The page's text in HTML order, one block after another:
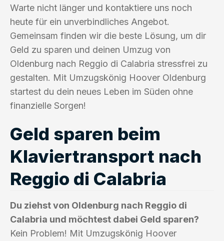
Warte nicht länger und kontaktiere uns noch
heute für ein unverbindliches Angebot.
Gemeinsam finden wir die beste Lösung, um dir
Geld zu sparen und deinen Umzug von
Oldenburg nach Reggio di Calabria stressfrei zu
gestalten. Mit Umzugskönig Hoover Oldenburg
startest du dein neues Leben im Süden ohne
finanzielle Sorgen!
Geld sparen beim
Klaviertransport nach
Reggio di Calabria
Du ziehst von Oldenburg nach Reggio di
Calabria und möchtest dabei Geld sparen?
Kein Problem! Mit Umzugskönig Hoover